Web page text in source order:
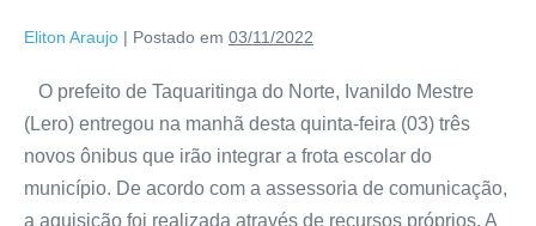
Eliton Araujo | Postado em 03/11/2022
O prefeito de Taquaritinga do Norte, Ivanildo Mestre
(Lero) entregou na manhã desta quinta-feira (03) três
novos ônibus que irão integrar a frota escolar do
município. De acordo com a assessoria de comunicação,
a aquisição foi realizada através de recursos próprios. A